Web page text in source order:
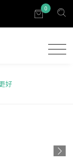
0
好